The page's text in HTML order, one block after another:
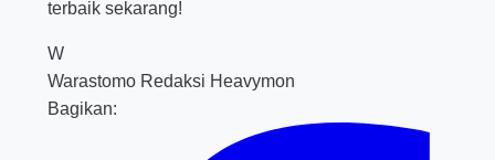
terbaik sekarang!
W
Warastomo Redaksi Heavymon
Bagikan: